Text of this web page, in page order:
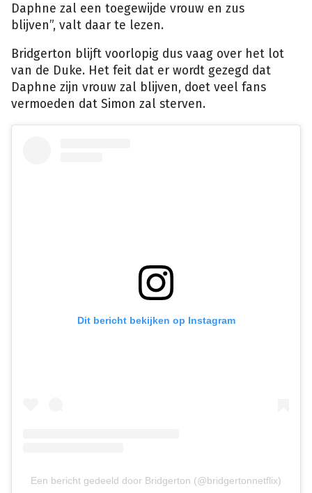
Daphne zal een toegewijde vrouw en zus
blijven”, valt daar te lezen.
Bridgerton blijft voorlopig dus vaag over het lot
van de Duke. Het feit dat er wordt gezegd dat
Daphne zijn vrouw zal blijven, doet veel fans
vermoeden dat Simon zal sterven.
Dit bericht bekijken op Instagram
Een bericht gedeeld door Bridgerton (@bridgertonnetflix)